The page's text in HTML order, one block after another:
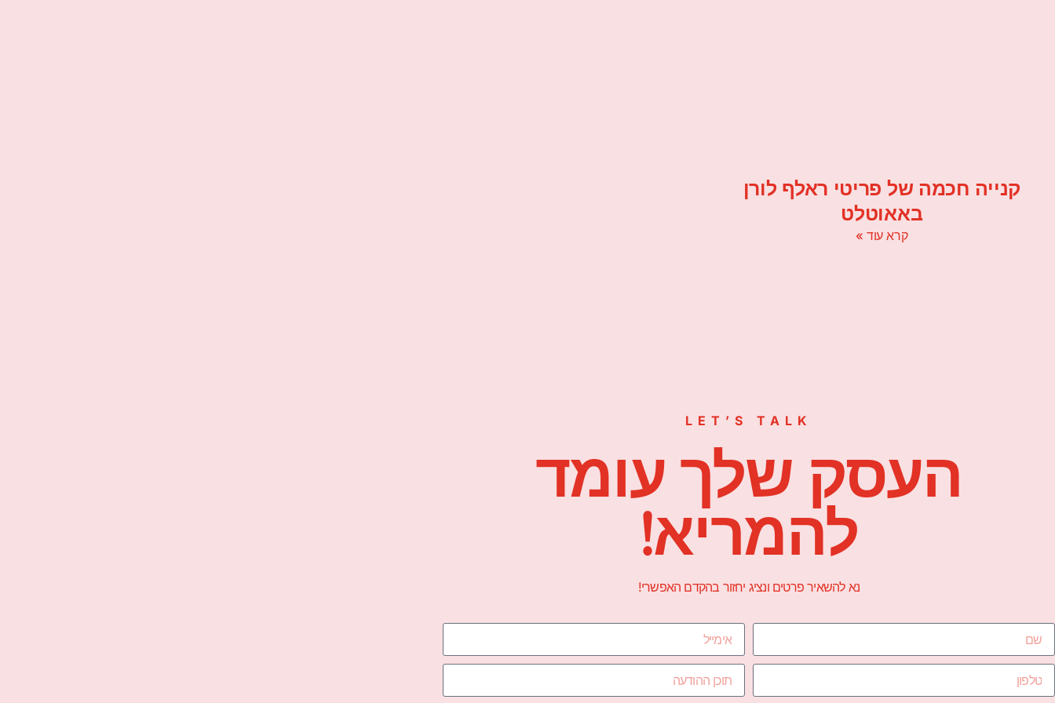
קנייה חכמה של פריטי ראלף לורן
באאוטלט
קרא עוד »
LET’S TALK
העסק שלך עומד
להמריא!
נא להשאיר פרטים ונציג יחזור בהקדם האפשרי!